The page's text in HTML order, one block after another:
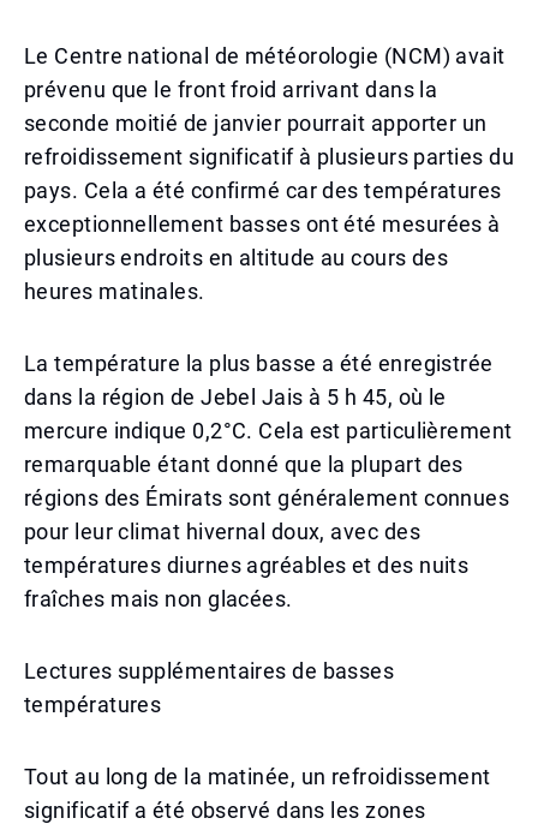
Le Centre national de météorologie (NCM) avait
prévenu que le front froid arrivant dans la
seconde moitié de janvier pourrait apporter un
refroidissement significatif à plusieurs parties du
pays. Cela a été confirmé car des températures
exceptionnellement basses ont été mesurées à
plusieurs endroits en altitude au cours des
heures matinales.
La température la plus basse a été enregistrée
dans la région de Jebel Jais à 5 h 45, où le
mercure indique 0,2°C. Cela est particulièrement
remarquable étant donné que la plupart des
régions des Émirats sont généralement connues
pour leur climat hivernal doux, avec des
températures diurnes agréables et des nuits
fraîches mais non glacées.
Lectures supplémentaires de basses
températures
Tout au long de la matinée, un refroidissement
significatif a été observé dans les zones